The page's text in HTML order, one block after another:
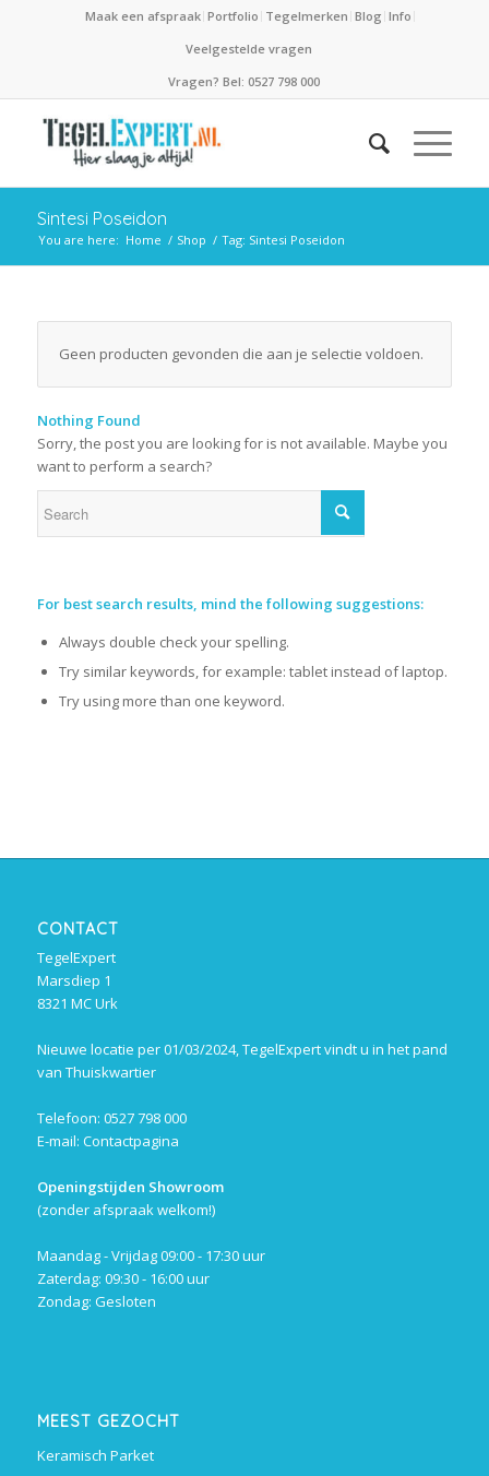
Maak een afspraak Portfolio Tegelmerken Blog Info
Veelgestelde vragen
Vragen? Bel: 0527 798 000
Sintesi Poseidon
You are here: Home / Shop / Tag: Sintesi Poseidon
Geen producten gevonden die aan je selectie voldoen.
Nothing Found
Sorry, the post you are looking for is not available. Maybe you
want to perform a search?
For best search results, mind the following suggestions:
Always double check your spelling.
Try similar keywords, for example: tablet instead of laptop.
Try using more than one keyword.
CONTACT
TegelExpert
Marsdiep 1
8321 MC Urk
Nieuwe locatie per 01/03/2024, TegelExpert vindt u in het pand
van Thuiskwartier
Telefoon: 0527 798 000
E-mail: Contactpagina
Openingstijden Showroom
(zonder afspraak welkom!)
Maandag - Vrijdag 09:00 - 17:30 uur
Zaterdag: 09:30 - 16:00 uur
Zondag: Gesloten
MEEST GEZOCHT
Keramisch Parket